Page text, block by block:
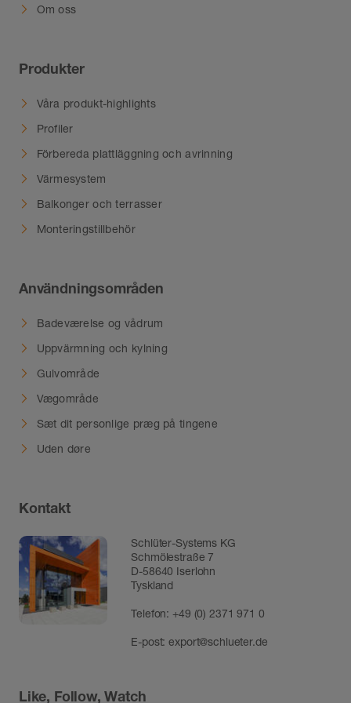
Om oss
Produkter
Våra produkt-highlights
Profiler
Förbereda plattläggning och avrinning
Värmesystem
Balkonger och terrasser
Monteringstillbehör
Användningsområden
Badeværelse og vådrum
Uppvärmning och kylning
Gulvområde
Vægområde
Sæt dit personlige præg på tingene
Uden døre
Kontakt
Schlüter-Systems KG
Schmölestraße 7
D-58640 Iserlohn
Tyskland
Telefon:+49 (0) 2371 971 0
E-post:export@schlueter.de
Like, Follow, Watch